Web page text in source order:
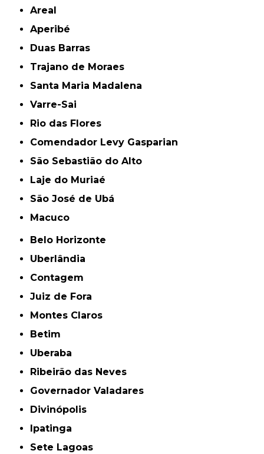
Areal
Aperibé
Duas Barras
Trajano de Moraes
Santa Maria Madalena
Varre-Sai
Rio das Flores
Comendador Levy Gasparian
São Sebastião do Alto
Laje do Muriaé
São José de Ubá
Macuco
Belo Horizonte
Uberlândia
Contagem
Juiz de Fora
Montes Claros
Betim
Uberaba
Ribeirão das Neves
Governador Valadares
Divinópolis
Ipatinga
Sete Lagoas